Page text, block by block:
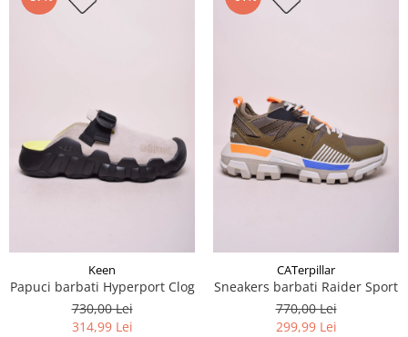
Keen
Papuci barbati Hyperport Clog
730,00 Lei
314,99 Lei
CATerpillar
Sneakers barbati Raider Sport
770,00 Lei
299,99 Lei